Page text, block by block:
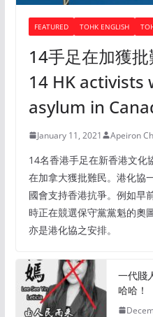
FEATURED TOHK ENGLISH
14手足在加獲
14 HK activists
asylum in
January 11, 2021 Apeiron
14名香港手足在新香港文化
在加拿大獲批難民。港化協
國會支持香港抗爭。例如早
時正在競選保守黨黨魁的奧
亦是港化協之安排。
一代賤
哈哈！